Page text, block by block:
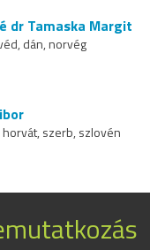
dr Tamaska Margit
dán, norvég
szerb, szlovén